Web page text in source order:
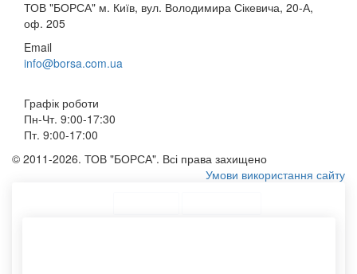
ТОВ "БОРСА" м. Київ, вул. Володимира Сікевича, 20-А,
оф. 205
Email
info@borsa.com.ua
Графік роботи
Пн-Чт. 9:00-17:30
Пт. 9:00-17:00
© 2011-2026. ТОВ "БОРСА". Всі права захищено
Умови використання сайту